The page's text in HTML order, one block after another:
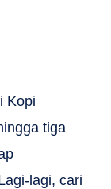
Kopi
tiga
lagi, cari